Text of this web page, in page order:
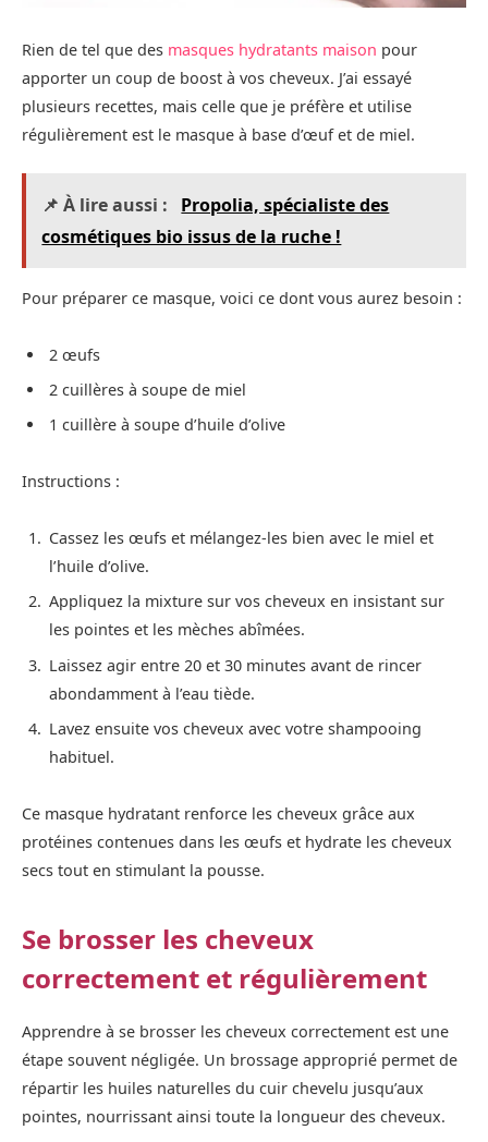
Rien de tel que des masques hydratants maison pour
apporter un coup de boost à vos cheveux. J’ai essayé
plusieurs recettes, mais celle que je préfère et utilise
régulièrement est le masque à base d’œuf et de miel.
📌 À lire aussi :
Propolia, spécialiste des
cosmétiques bio issus de la ruche !
Pour préparer ce masque, voici ce dont vous aurez besoin :
2 œufs
2 cuillères à soupe de miel
1 cuillère à soupe d’huile d’olive
Instructions :
Cassez les œufs et mélangez-les bien avec le miel et
l’huile d’olive.
Appliquez la mixture sur vos cheveux en insistant sur
les pointes et les mèches abîmées.
Laissez agir entre 20 et 30 minutes avant de rincer
abondamment à l’eau tiède.
Lavez ensuite vos cheveux avec votre shampooing
habituel.
Ce masque hydratant renforce les cheveux grâce aux
protéines contenues dans les œufs et hydrate les cheveux
secs tout en stimulant la pousse.
Se brosser les cheveux
correctement et régulièrement
Apprendre à se brosser les cheveux correctement est une
étape souvent négligée. Un brossage approprié permet de
répartir les huiles naturelles du cuir chevelu jusqu’aux
pointes, nourrissant ainsi toute la longueur des cheveux.